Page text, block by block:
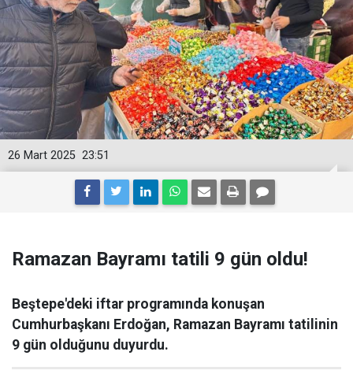
23:51
26 Mart 2025
Ramazan Bayramı tatili 9 gün oldu!
Beştepe'deki iftar programında konuşan
Cumhurbaşkanı Erdoğan, Ramazan Bayramı tatilinin
9 gün olduğunu duyurdu.